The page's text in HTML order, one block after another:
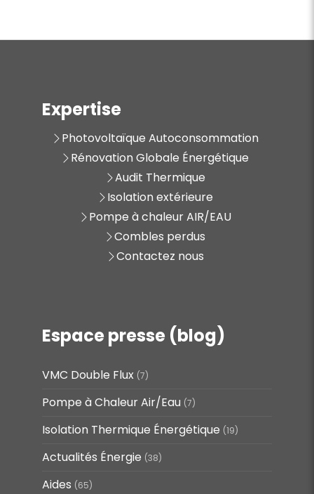
Expertise
Photovoltaïque Autoconsommation
Rénovation Globale Énergétique
Audit Thermique
Isolation extérieure
Pompe à chaleur AIR/EAU
Combles perdus
Contactez nous
Espace presse (blog)
VMC Double Flux (7)
Pompe à Chaleur Air/Eau (7)
Isolation Thermique Énergétique (19)
Actualités Énergie (38)
Aides (65)